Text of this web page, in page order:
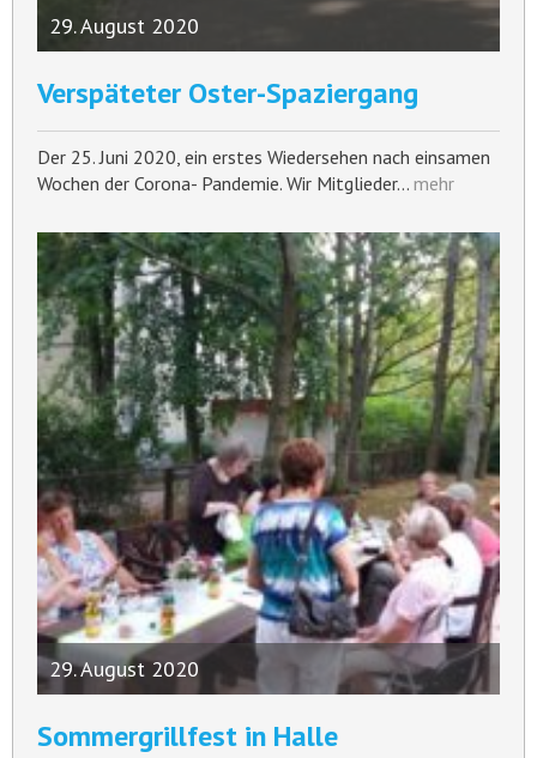
29. August 2020
Verspäteter Oster-Spaziergang
Der 25. Juni 2020, ein erstes Wiedersehen nach einsamen
Wochen der Corona- Pandemie. Wir Mitglieder… mehr
29. August 2020
Sommergrillfest in Halle